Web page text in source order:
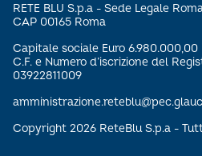
RETE BLU S.p.a - Sede Legale
CAP 00165 Roma
Capitale sociale Euro 6.980.000,00
C.F. e Numero d’iscrizione del
03922811009
Copyright 2026 ReteBlu S.p.a -